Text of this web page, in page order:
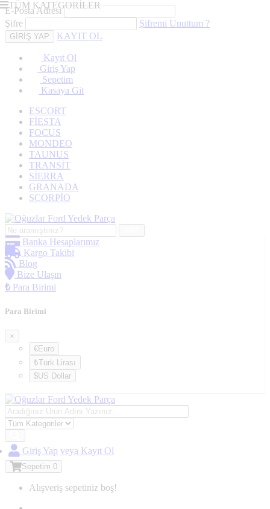
E-Posta Adresi
Şifre
Şifremi Unuttum ?
KAYIT OL
Kayıt Ol
Giriş Yap
Sepetim
Kasaya Git
ESCORT
FİESTA
FOCUS
MONDEO
TAUNUS
TRANSİT
SİERRA
GRANADA
SCORPİO
Banka Hesaplarımız
Kargo Takibi
Blog
Bize Ulaşın
₺ Para Birimi
Para Birimi
×
€Euro
₺Türk Lirası
$US Dollar
Giriş Yap veya Kayıt Ol
Sepetim 0
Alışveriş sepetiniz boş!
TÜM KATEGORİLER